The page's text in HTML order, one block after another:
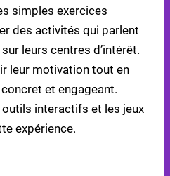
simples exercices
des activités qui parlent
leurs centres d’intérêt.
leur motivation tout en
et engageant.
interactifs et les jeux
expérience.